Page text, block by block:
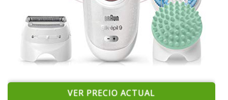
VER PRECIO ACTUAL